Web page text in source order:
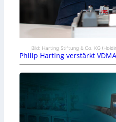
Bild: Harting Stiftung & Co. KG
Philip Harting verstärkt